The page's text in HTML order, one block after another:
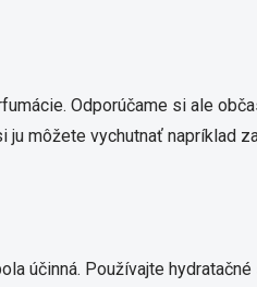
Odporúčame si ale
môžete vychutnať napríklad
účinná. Používajte hydratačné